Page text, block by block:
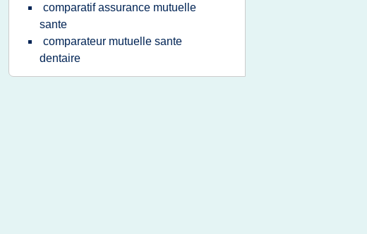
comparatif assurance mutuelle
sante
comparateur mutuelle sante
dentaire